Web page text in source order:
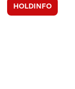
HOLDINFO